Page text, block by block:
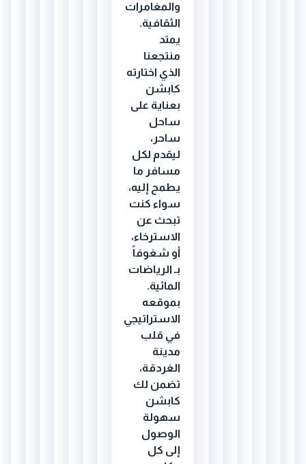
والمغامرات
الثقافية.
يمتد
منتجعنا
الذي اختارته
كابشن
بعناية على
ساحل
ساحر،
ليقدم لكل
مسافر ما
يطمح إليه،
سواء كنت
تبحث عن
الاسترخاء،
أو شغوفاً
بـ الرياضات
المائية.
بموقعه
الاستراتيجي
في قلب
مدينة
الغردقة،
تضمن لك
كابشن
سهولة
الوصول
إلى كل